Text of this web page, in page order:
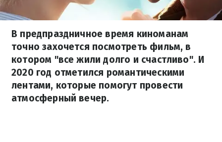
В предпраздничное время киноманам
точно захочется посмотреть фильм, в
котором "все жили долго и счастливо". И
2020 год отметился романтическими
лентами, которые помогут провести
атмосферный вечер.